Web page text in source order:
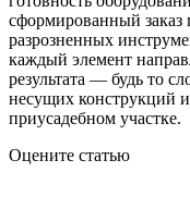
сформированный заказ
разрозненных
каждый элемент
результата — будь то
несущих конструкций
приусадебном участке.
Оцените статью